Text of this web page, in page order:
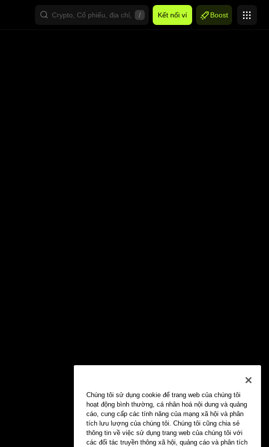
/ Kết nối ví Boost
Chúng tôi sử dụng cookie để trang web của chúng tôi
hoạt động bình thường, cá nhân hoá nội dung và quảng
cáo, cung cấp các tính năng của mạng xã hội và phân
tích lưu lượng của chúng tôi. Chúng tôi cũng chia sẻ
thông tin về việc sử dụng trang web của chúng tôi với
các đối tác truyền thông xã hội, quảng cáo và phân tích